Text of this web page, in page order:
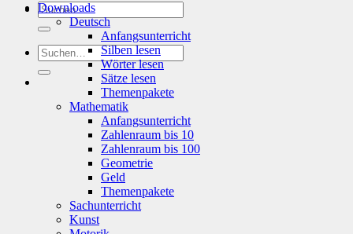
Suchen
nach:
Suchen
nach:
Downloads
Deutsch
Anfangsunterricht
Silben lesen
Wörter lesen
Sätze lesen
Themenpakete
Mathematik
Anfangsunterricht
Zahlenraum bis 10
Zahlenraum bis 100
Geometrie
Geld
Themenpakete
Sachunterricht
Kunst